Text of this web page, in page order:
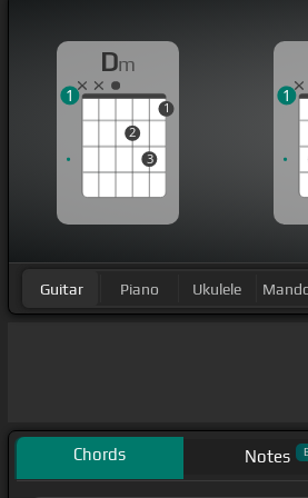
Dm
2
3
1
1 1
Guitar Piano Ukulele
Chords Notes